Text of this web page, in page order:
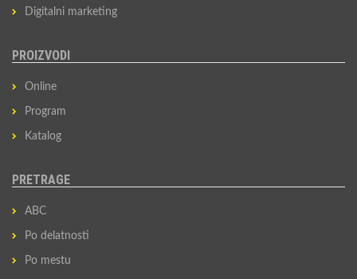
Digitalni marketing
PROIZVODI
Online
Program
Katalog
PRETRAGE
ABC
Po delatnosti
Po mestu